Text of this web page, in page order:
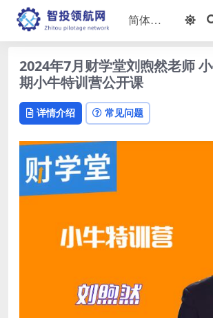
2024年7月财学堂刘煦然老师
期小牛特训营公开课
详情介绍 常见问题